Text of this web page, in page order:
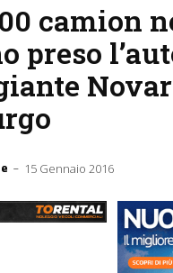
camion
preso
- 15 Gennaio 2016